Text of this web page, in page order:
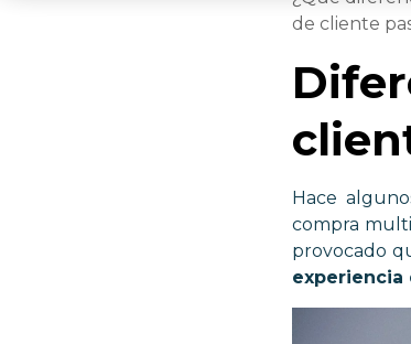
de cliente
Hace
compra
provocado
experiencia